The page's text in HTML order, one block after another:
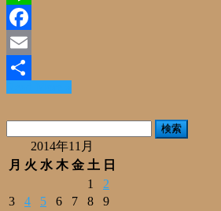
Line
Facebook
Email
共
有
2014年11月
月 火 水 木 金 土 日
1
2
3
4 5 6 7 8
9